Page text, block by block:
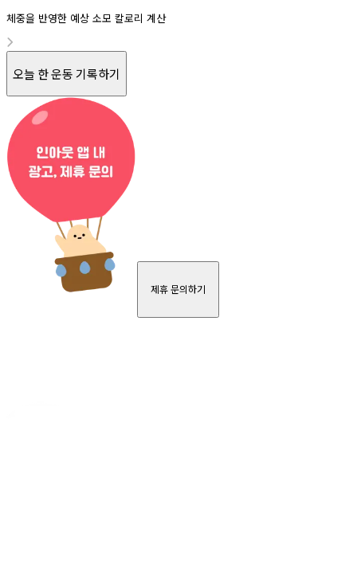
체중을 반영한 예상 소모 칼로리 계산
오늘 한 운동 기록하기
제휴 문의하기